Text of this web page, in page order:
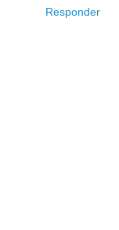
Responder